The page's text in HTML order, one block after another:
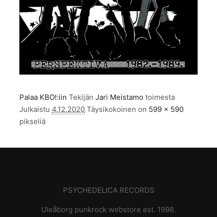
Palaa KBO!:iin Tekijän Jari Meistamo toimesta
Julkaistu 4.12.2020 Täysikokoinen on 599 × 590
pikseliä
PSYCHEDELICA RECORDS
Uleåborg punkrock webstore est. 1998.